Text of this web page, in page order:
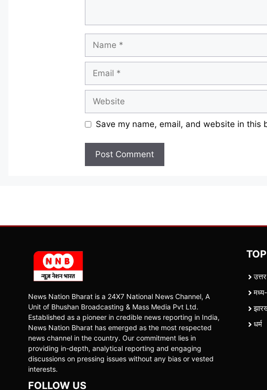
Save my name, email, and website in this
News Nation Bharat is a 24X7 National News Channel, A
Unit of Bhushan Broadcasting & Mass Media Pvt Ltd.
Established as a pioneer in credible news reporting in India,
News Nation Bharat has emerged as the most respected
news channel in the country. Our commitment lies in
providing in-depth, analytical reporting and engaging
discussions on pressing issues without any bias or vested
interests.
FOLLOW US
धर्म